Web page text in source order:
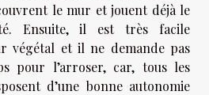
le mur et jouent déjà le
Ensuite, il est très facile
végétal et il ne demande pas
pour l’arroser, car, tous les
d’une bonne autonomie